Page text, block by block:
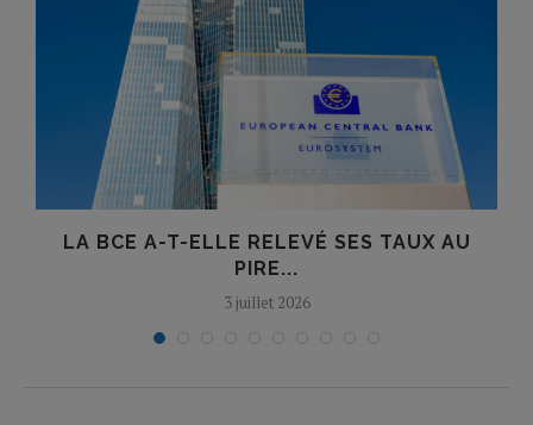
LA BCE A-T-ELLE RELEVÉ SES TAUX AU
PIRE...
3 juillet 2026